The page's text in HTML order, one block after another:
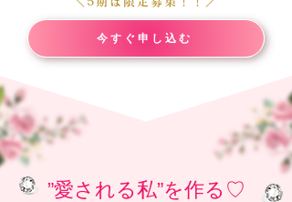
今すぐ申し込む
”愛される私”を作る♡